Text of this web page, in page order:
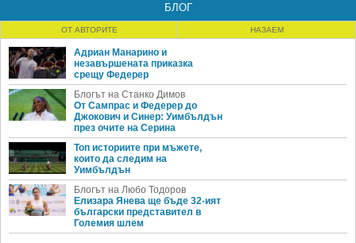
БЛОГ
ОТ АВТОРИТЕ НАЗАЕМ
Адриан Манарино и
незавършената приказка
срещу Федерер
Блогът на Станко Димов
От Сампрас и Федерер до
Джокович и Синер: Уимбълдън
през очите на Серина
Топ историите при мъжете,
които да следим на
Уимбълдън
Блогът на Любо Тодоров
Елизара Янева ще бъде 32-ият
български представител в
Големия шлем